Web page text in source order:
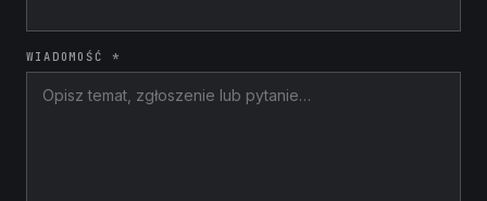
WIADOMOŚĆ *